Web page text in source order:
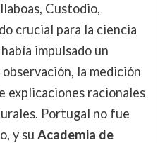
Custodio,
crucial para la ciencia
impulsado un
la medición
explicaciones racionales
Portugal no fue
y su Academia de